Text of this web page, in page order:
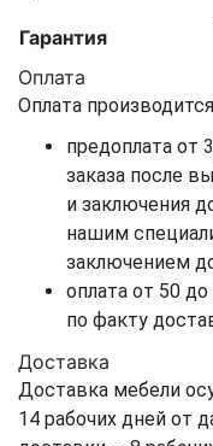
Гарантия
Оплата
Оплата
предоплата от
заказа после
и заключения
нашим
заключением
оплата от 50
по факту
Доставка
Доставка мебели
14 рабочих дней от